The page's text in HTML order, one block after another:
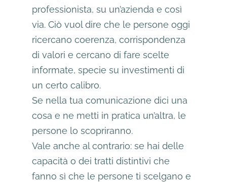
professionista, su un’azienda e così
via. Ciò vuol dire che le persone oggi
ricercano coerenza, corrispondenza
di valori e cercano di fare scelte
informate, specie su investimenti di
un certo calibro.
Se nella tua comunicazione dici una
cosa e ne metti in pratica un’altra, le
persone lo scopriranno.
Vale anche al contrario: se hai delle
capacità o dei tratti distintivi che
fanno sì che le persone ti scelgano e